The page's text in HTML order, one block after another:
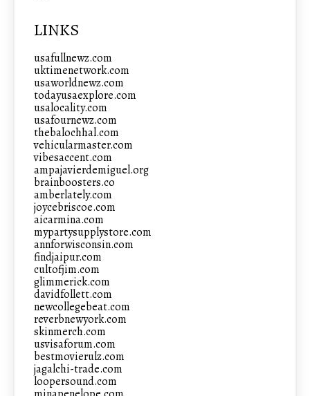
LINKS
usafullnewz.com
uktimenetwork.com
usaworldnewz.com
todayusaexplore.com
usalocality.com
usafournewz.com
thebalochhal.com
vehicularmaster.com
vibesaccent.com
ampajavierdemiguel.org
brainboosters.co
amberlately.com
joycebriscoe.com
aicarmina.com
mypartysupplystore.com
annforwisconsin.com
findjaipur.com
cultofjim.com
glimmerick.com
davidfollett.com
newcollegebeat.com
reverbnewyork.com
skinmerch.com
usvisaforum.com
bestmovierulz.com
jagalchi-trade.com
loopersound.com